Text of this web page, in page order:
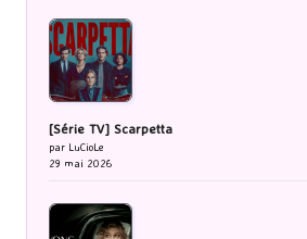
[Série TV] Scarpetta
par LuCioLe
29 mai 2026